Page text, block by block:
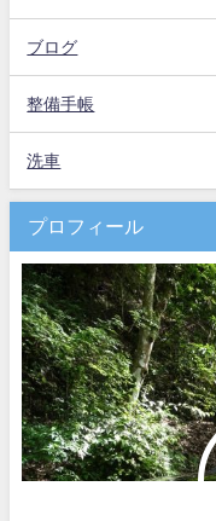
ブログ
整備手帳
洗車
プロフィール